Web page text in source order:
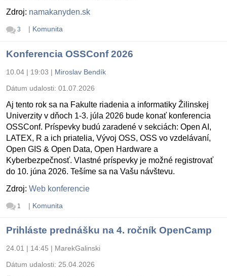
Zdroj: namakanyden.sk
3 | Komunita
Konferencia OSSConf 2026
10.04 | 19:03 | Miroslav Bendík
Dátum udalosti: 01.07.2026
Aj tento rok sa na Fakulte riadenia a informatiky Žilinskej
Univerzity v dňoch 1-3. júla 2026 bude konať konferencia
OSSConf. Príspevky budú zaradené v sekciách: Open AI,
LATEX, R a ich priatelia, Vývoj OSS, OSS vo vzdelávaní,
Open GIS & Open Data, Open Hardware a
Kyberbezpečnosť. Vlastné príspevky je možné registrovať
do 10. júna 2026. Tešíme sa na Vašu návštevu.
Zdroj: Web konferencie
1 | Komunita
Prihláste prednášku na 4. ročník OpenCamp
24.01 | 14:45 | MarekGalinski
Dátum udalosti: 25.04.2026